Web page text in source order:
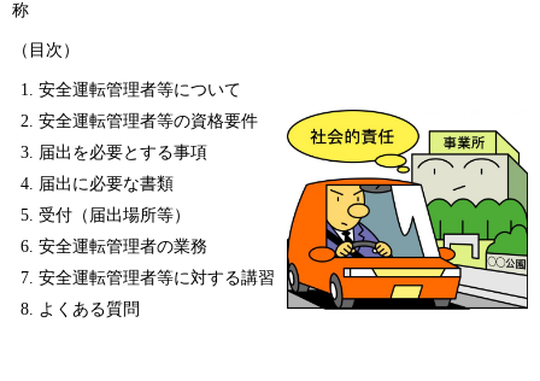
称
（目次）
安全運転管理者等について
安全運転管理者等の資格要件
届出を必要とする事項
届出に必要な書類
受付（届出場所等）
安全運転管理者の業務
安全運転管理者等に対する講習
よくある質問